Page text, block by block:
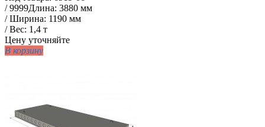
/9999Длина: 3880 мм
/ Ширина: 1190 мм
/ Вес: 1,4 т
Цену уточняйте
В корзину